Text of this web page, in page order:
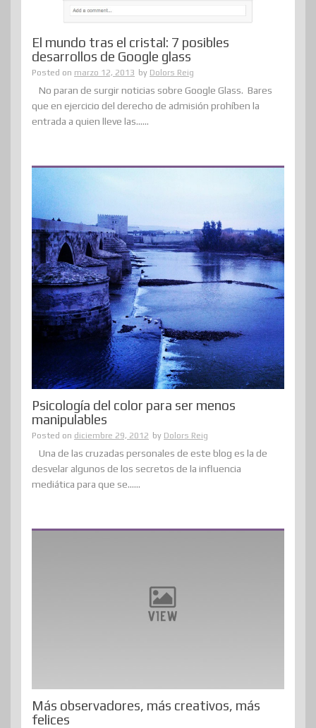
El mundo tras el cristal: 7 posibles
desarrollos de Google glass
Posted on marzo 12, 2013 by Dolors Reig
No paran de surgir noticias sobre Google Glass. Bares
que en ejercicio del derecho de admisión prohíben la
entrada a quien lleve las......
Psicología del color para ser menos
manipulables
Posted on diciembre 29, 2012 by Dolors Reig
Una de las cruzadas personales de este blog es la de
desvelar algunos de los secretos de la influencia
mediática para que se......
Más observadores, más creativos, más
felices